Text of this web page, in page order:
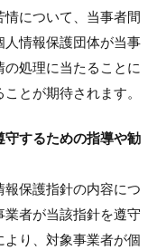
について、当事者間
人情報保護団体が当事
処理に当たることに
とが期待されます。
するための指導や勧
保護指針の内容につ
者が当該指針を遵守
り、対象事業者が個